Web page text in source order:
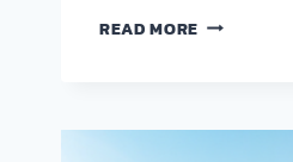
READ MORE การ